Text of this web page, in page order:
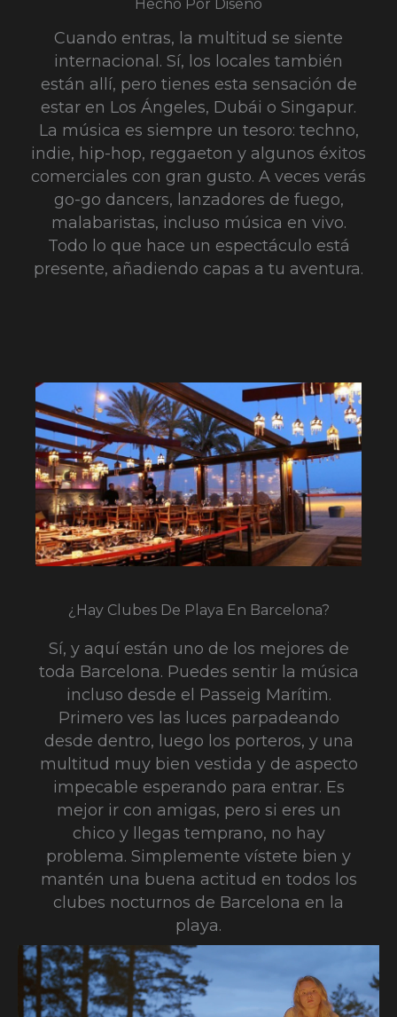
Hecho Por Diseño
Cuando entras, la multitud se siente
internacional. Sí, los locales también
están allí, pero tienes esta sensación de
estar en Los Ángeles, Dubái o Singapur.
La música es siempre un tesoro: techno,
indie, hip-hop, reggaeton y algunos éxitos
comerciales con gran gusto. A veces verás
go-go dancers, lanzadores de fuego,
malabaristas, incluso música en vivo.
Todo lo que hace un espectáculo está
presente, añadiendo capas a tu aventura.
¿Hay Clubes De Playa En Barcelona?
Sí, y aquí están uno de los mejores de
toda Barcelona. Puedes sentir la música
incluso desde el Passeig Marítim.
Primero ves las luces parpadeando
desde dentro, luego los porteros, y una
multitud muy bien vestida y de aspecto
impecable esperando para entrar. Es
mejor ir con amigas, pero si eres un
chico y llegas temprano, no hay
problema. Simplemente vístete bien y
mantén una buena actitud en todos los
clubes nocturnos de Barcelona en la
playa.